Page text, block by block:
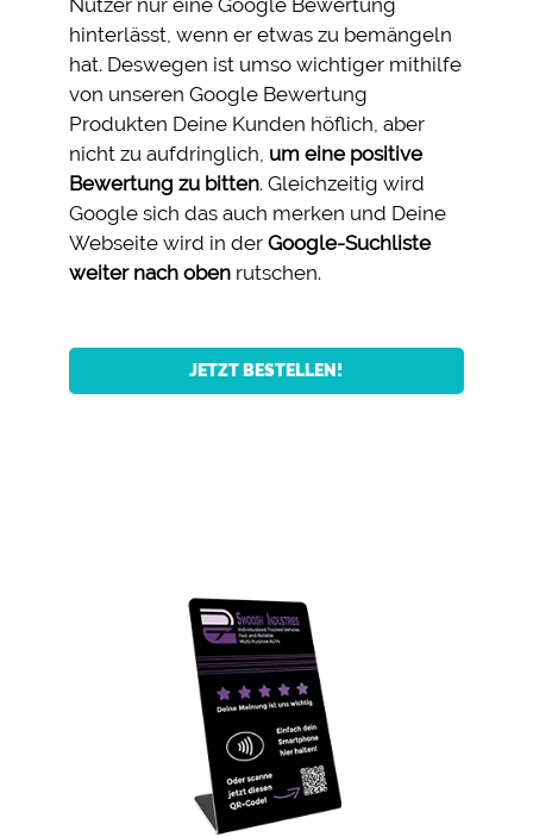
Nutzer nur eine Google Bewertung
hinterlässt, wenn er etwas zu bemängeln
hat. Deswegen ist umso wichtiger mithilfe
von unseren Google Bewertung
Produkten Deine Kunden höflich, aber
nicht zu aufdringlich, um eine positive
Bewertung zu bitten. Gleichzeitig wird
Google sich das auch merken und Deine
Webseite wird in derGoogle-Suchliste
weiter nach oben rutschen.
JETZT BESTELLEN!